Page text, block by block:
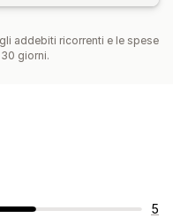
addebiti ricorrenti e le spese
giorni.
5